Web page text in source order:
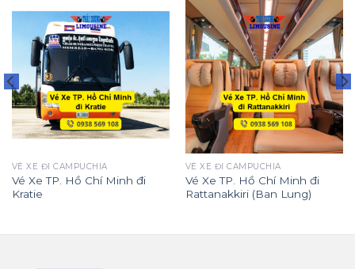
VÉ XE ĐI CAMPUCHIA
Vé Xe TP. Hồ Chí Minh đi
Kratie
VÉ XE ĐI CAMPUCHIA
Vé Xe TP. Hồ Chí Minh đi
Rattanakkiri (Ban Lung)